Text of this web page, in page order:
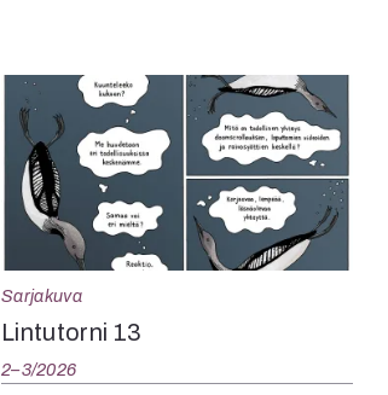
Sarjakuva
Lintutorni 13
2–3/2026